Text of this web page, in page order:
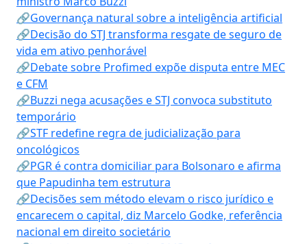
🔗Governança natural sobre a inteligência artificial
🔗Decisão do STJ transforma resgate de seguro de
vida em ativo penhorável
🔗Debate sobre Profimed expõe disputa entre MEC
e CFM
🔗Buzzi nega acusações e STJ convoca substituto
temporário
🔗STF redefine regra de judicialização para
oncológicos
🔗PGR é contra domiciliar para Bolsonaro e afirma
que Papudinha tem estrutura
🔗Decisões sem método elevam o risco jurídico e
encarecem o capital, diz Marcelo Godke, referência
nacional em direito societário